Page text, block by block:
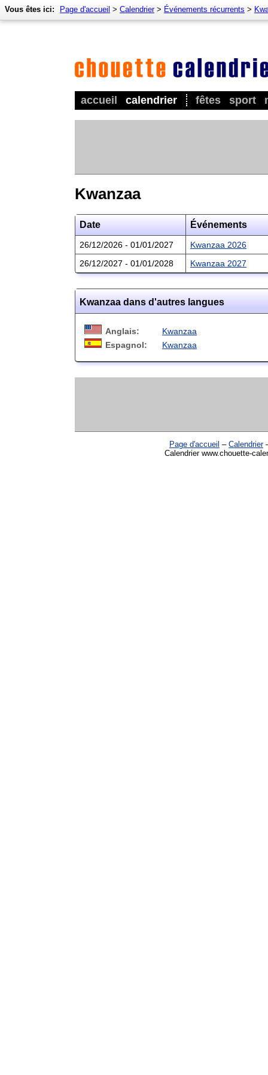
accueil calendrier fêtes sport
Vous êtes ici: Page d'accueil > Calendrier> Événements récurrents >
Kwanzaa
Date Événements
26/12/2026 - 01/01/2027
Kwanzaa 2026
26/12/2027 - 01/01/2028
Kwanzaa 2027
Kwanzaa dans d'autres langues
Anglais:
Kwanzaa
Espagnol:
Kwanzaa
Page d'accueil – Calendrier
Calendrier www.chouette-